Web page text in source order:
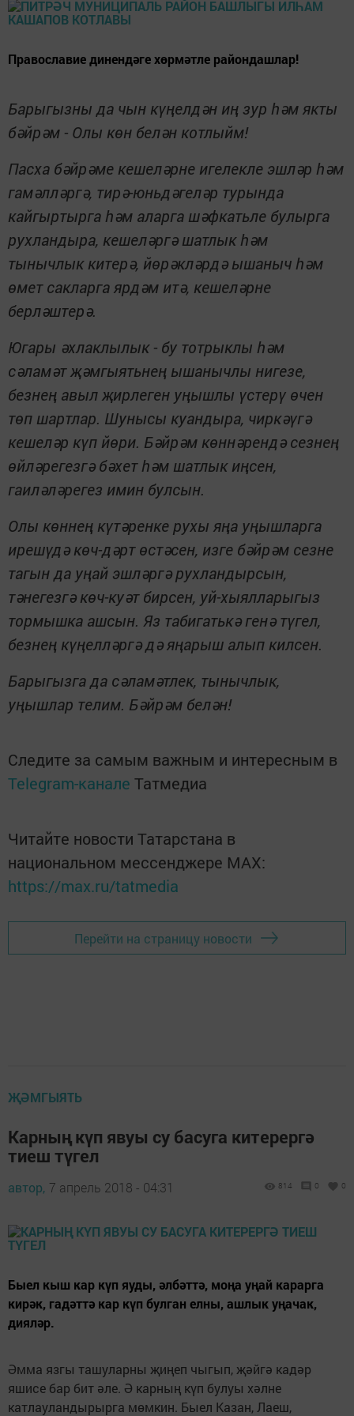
Православие динендәге хөрмәтле райондашлар!
Барыгызны да чын күңелдән иң зур һәм якты
бәйрәм - Олы көн белән котлыйм!
Пасха бәйрәме кешеләрне игелекле эшләр һәм
гамәлләргә, тирә-юньдәгеләр турында
кайгыртырга һәм аларга шәфкатьле булырга
рухландыра, кешеләргә шатлык һәм
тынычлык китерә, йөрәкләрдә ышаныч һәм
өмет сакларга ярдәм итә, кешеләрне
берләштерә.
Югары әхлаклылык - бу тотрыклы һәм
сәламәт җәмгыятьнең ышанычлы нигезе,
безнең авыл җирлеген уңышлы үстерү өчен
төп шартлар. Шунысы куандыра, чиркәүгә
кешеләр күп йөри. Бәйрәм көннәрендә сезнең
өйләрегезгә бәхет һәм шатлык иңсен,
гаиләләрегез имин булсын.
Олы көннең күтәренке рухы яңа уңышларга
ирешүдә көч-дәрт өстәсен, изге бәйрәм сезне
тагын да уңай эшләргә рухландырсын,
тәнегезгә көч-куәт бирсен, уй-хыялларыгыз
тормышка ашсын. Яз табигатькә генә түгел,
безнең күңелләргә дә яңарыш алып килсен.
Барыгызга да сәламәтлек, тынычлык,
уңышлар телим. Бәйрәм белән!
Следите за самым важным и интересным в
Telegram-канале Татмедиа
Читайте новости Татарстана в
национальном мессенджере MАХ:
https://max.ru/tatmedia
Перейти на страницу новости
ҖӘМГЫЯТЬ
Карның күп явуы су басуга китерергә
тиеш түгел
автор, 7 апрель 2018 - 04:31 814 0 0
Быел кыш кар күп яуды, әлбәттә, моңа уңай карарга
кирәк, гадәттә кар күп булган елны, ашлык уңачак,
дияләр.
Әмма язгы ташуларны җиңеп чыгып, җәйгә кадәр
яшисе бар бит әле. Ә карның күп булуы хәлне
катлауландырырга мөмкин. Быел Казан, Лаеш,